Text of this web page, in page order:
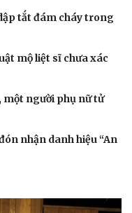
tắt đám cháy trong
mộ liệt sĩ chưa xác
một người phụ nữ tử
nhận danh hiệu “An